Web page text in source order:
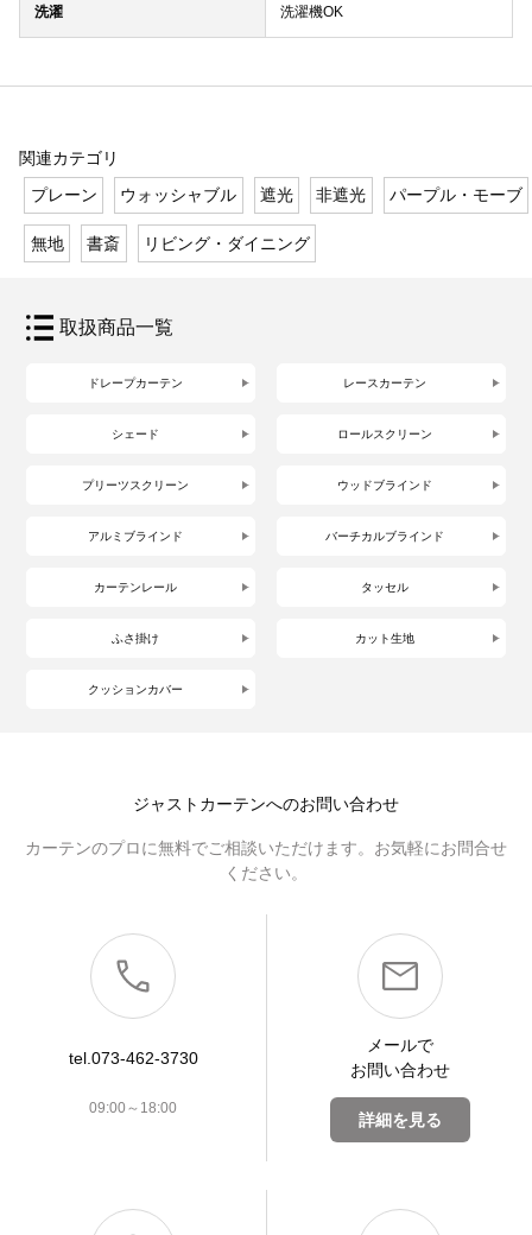
洗濯 洗濯機OK
関連カテゴリ
プレーン
ウォッシャブル 遮光 非遮光 パープル・モーブ
無地 書斎 リビング・ダイニング
取扱商品一覧
ドレープカーテン レースカーテン
シェード ロールスクリーン
プリーツスクリーン ウッドブラインド
アルミブラインド バーチカルブラインド
カーテンレール タッセル
ふさ掛け カット生地
クッションカバー
ジャストカーテンへのお問い合わせ
カーテンのプロに無料でご相談いただけます。お気軽にお問合せ
ください。
tel.073-462-3730
09:00～18:00
メールで
お問い合わせ
詳細を見る